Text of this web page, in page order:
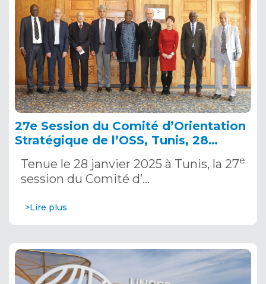
27e Session du Comité d’Orientation
Stratégique de l’OSS, Tunis, 28
Tenue le 28 janvier 2025 à Tunis, la 27e
session du Comité d’…
>Lire plus